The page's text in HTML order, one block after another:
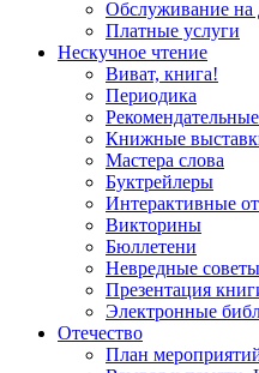
Обслуживание на
Платные услуги
Нескучное чтение
Виват, книга!
Периодика
Книжные
Мастера слова
Буктрейлеры
Интерактивные
Викторины
Бюллетени
Невредные
Презентация
Электронные
Отечество
План